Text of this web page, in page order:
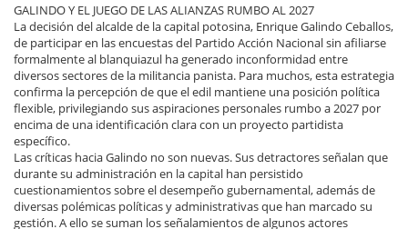
GALINDO Y EL JUEGO DE LAS ALIANZAS RUMBO AL 2027
La decisión del alcalde de la capital potosina, Enrique Galindo Ceballos,
de participar en las encuestas del Partido Acción Nacional sin afiliarse
formalmente al blanquiazul ha generado inconformidad entre
diversos sectores de la militancia panista. Para muchos, esta estrategia
confirma la percepción de que el edil mantiene una posición política
flexible, privilegiando sus aspiraciones personales rumbo a 2027 por
encima de una identificación clara con un proyecto partidista
específico.
Las críticas hacia Galindo no son nuevas. Sus detractores señalan que
durante su administración en la capital han persistido
cuestionamientos sobre el desempeño gubernamental, además de
diversas polémicas políticas y administrativas que han marcado su
gestión. A ello se suman los señalamientos de algunos actores